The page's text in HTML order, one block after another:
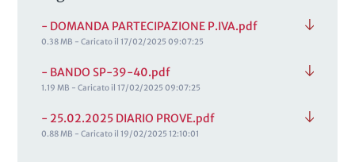
- DOMANDA PARTECIPAZIONE P.IVA.pdf
0.38 MB - Caricato il 17/02/2025 09:07:25
- BANDO SP-39-40.pdf
1.19 MB - Caricato il 17/02/2025 09:07:25
- 25.02.2025 DIARIO PROVE.pdf
0.88 MB - Caricato il 19/02/2025 12:10:01